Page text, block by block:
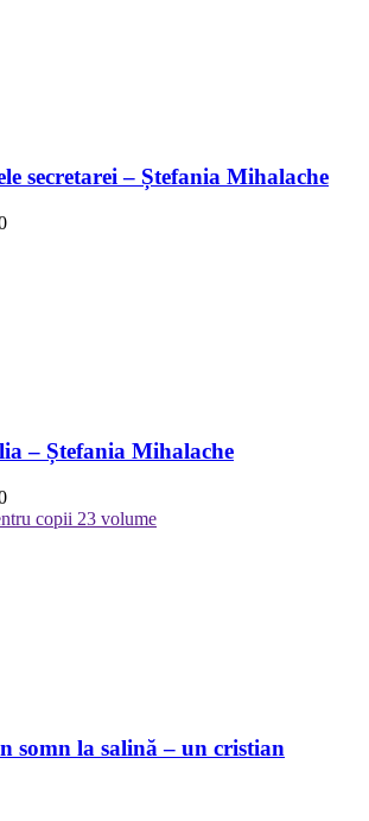
secretarei – Ștefania Mihalache
– Ștefania Mihalache
copii 23 volume
somn la salină – un cristian